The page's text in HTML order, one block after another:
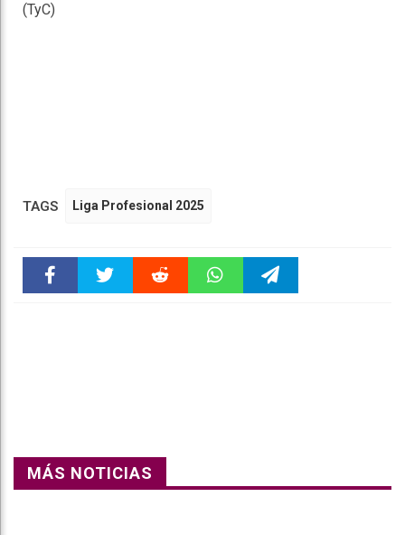
(TyC)
TAGS Liga Profesional 2025
MÁS NOTICIAS